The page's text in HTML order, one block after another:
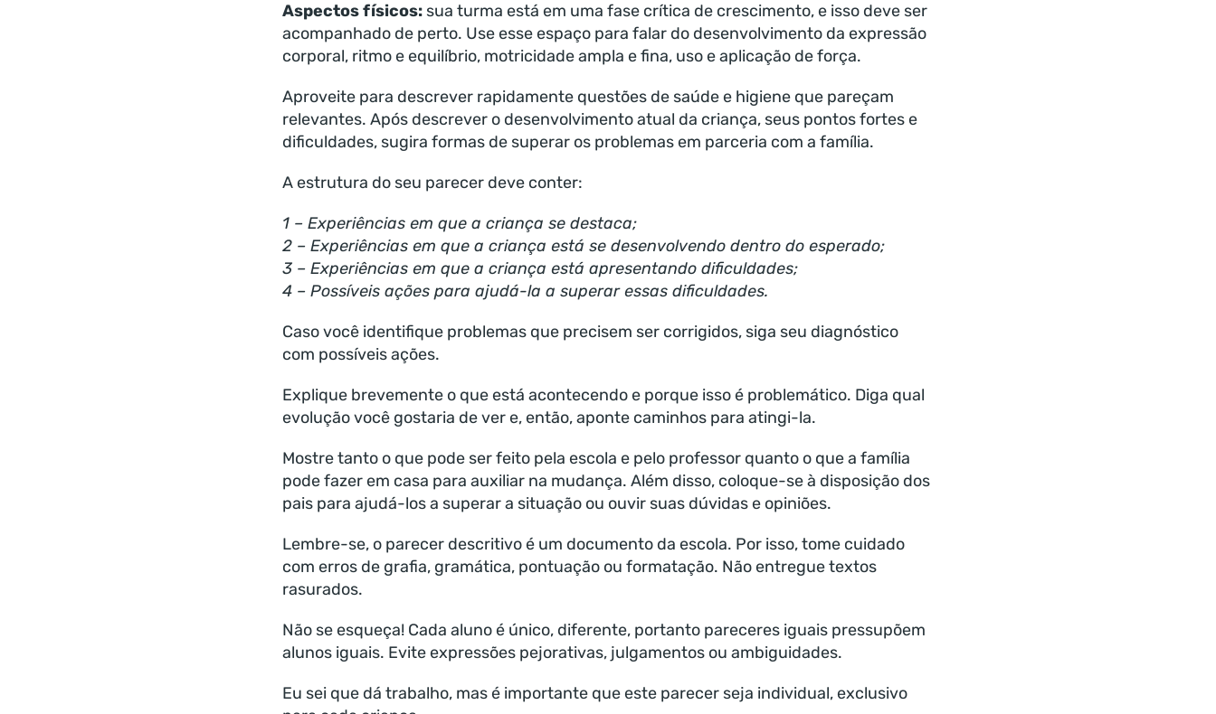
Aspectos físicos: sua turma está em uma fase crítica de crescimento, e isso deve ser
acompanhado de perto. Use esse espaço para falar do desenvolvimento da expressão
corporal, ritmo e equilíbrio, motricidade ampla e fina, uso e aplicação de força.
Aproveite para descrever rapidamente questões de saúde e higiene que pareçam
relevantes. Após descrever o desenvolvimento atual da criança, seus pontos fortes e
dificuldades, sugira formas de superar os problemas em parceria com a família.
A estrutura do seu parecer deve conter:
1 – Experiências em que a criança se destaca;
2 – Experiências em que a criança está se desenvolvendo dentro do esperado;
3 – Experiências em que a criança está apresentando dificuldades;
4 – Possíveis ações para ajudá-la a superar essas dificuldades.
Caso você identifique problemas que precisem ser corrigidos, siga seu diagnóstico
com possíveis ações.
Explique brevemente o que está acontecendo e porque isso é problemático. Diga qual
evolução você gostaria de ver e, então, aponte caminhos para atingi-la.
Mostre tanto o que pode ser feito pela escola e pelo professor quanto o que a família
pode fazer em casa para auxiliar na mudança. Além disso, coloque-se à disposição dos
pais para ajudá-los a superar a situação ou ouvir suas dúvidas e opiniões.
Lembre-se, o parecer descritivo é um documento da escola. Por isso, tome cuidado
com erros de grafia, gramática, pontuação ou formatação. Não entregue textos
rasurados.
Não se esqueça! Cada aluno é único, diferente, portanto pareceres iguais pressupõem
alunos iguais. Evite expressões pejorativas, julgamentos ou ambiguidades.
Eu sei que dá trabalho, mas é importante que este parecer seja individual, exclusivo